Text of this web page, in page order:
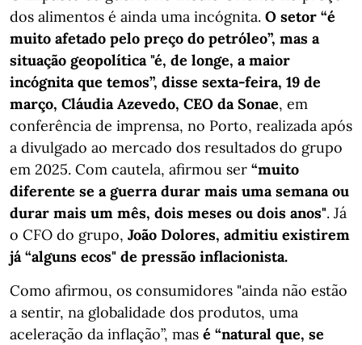
dos alimentos é ainda uma incógnita. O setor “é
muito afetado pelo preço do petróleo”, mas a
situação geopolítica "é, de longe, a maior
incógnita que temos”, disse sexta-feira, 19 de
março, Cláudia Azevedo, CEO da Sonae, em
conferência de imprensa, no Porto, realizada após
a divulgado ao mercado dos resultados do grupo
em 2025. Com cautela, afirmou ser “muito
diferente se a guerra durar mais uma semana ou
durar mais um mês, dois meses ou dois anos". Já
o CFO do grupo, João Dolores, admitiu existirem
já “alguns ecos" de pressão inflacionista.
Como afirmou, os consumidores "ainda não estão
a sentir, na globalidade dos produtos, uma
aceleração da inflação”, mas é “natural que, se